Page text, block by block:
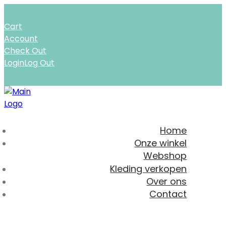
Cart
Account
Check Out
LoginLog Out
Home
Onze winkel
Webshop
Kleding verkopen
Over ons
Contact